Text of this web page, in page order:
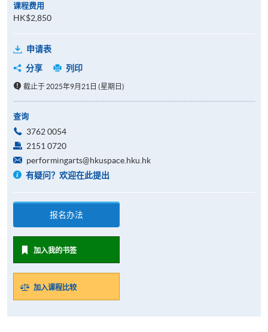
课程费用
HK$2,850
申请表
分享
列印
截止于 2025年9月21日 (星期日)
查询
3762 0054
2151 0720
performingarts@hkuspace.hku.hk
有疑问？欢迎在此提出
报名办法
加入我的书签
加入课程比较